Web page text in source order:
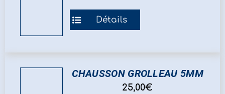
du
produit
Ce
produit
variations.
Détails
CHAUSSON GROLLEAU 5MM
25,00€